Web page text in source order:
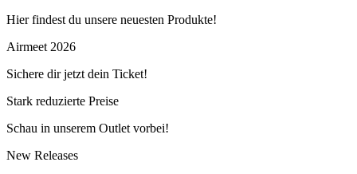
Hier findest du unsere neuesten Produkte!
Airmeet 2026
Sichere dir jetzt dein Ticket!
Stark reduzierte Preise
Schau in unserem Outlet vorbei!
New Releases